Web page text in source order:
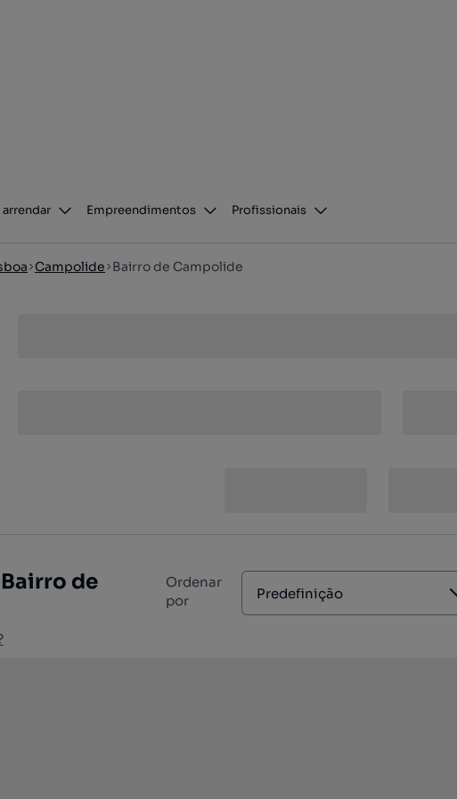
arrendar Empreendimentos Profissionais
Campolide Bairro de Campolide
de
Ordenar
por
Predefinição